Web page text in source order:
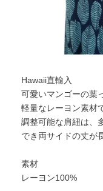
Hawaii直輸入
可愛いマンゴーの葉
軽量なレーヨン素材
調整可能な肩紐は、
でき両サイドの丈が
素材
レーヨン100%